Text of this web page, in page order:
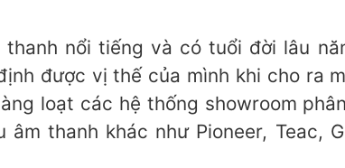
nổi tiếng và có tuổi đời lâu
được vị thế của mình khi cho ra
loạt các hệ thống showroom
thanh khác như Pioneer, Teac,